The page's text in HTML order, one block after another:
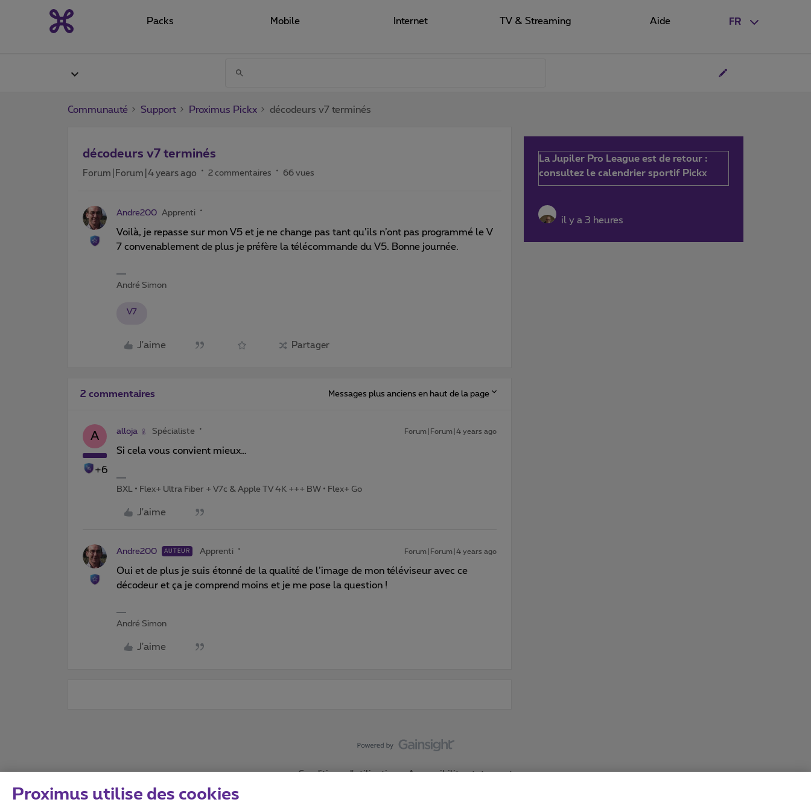
FR
Packs Mobile Internet TV & Streaming Aide
Communauté Support Proximus Pickx décodeurs v7 terminés
décodeurs v7 terminés
Forum|Forum|4 years ago 2 commentaires 66 vues
Andre200 Apprenti
Voilà, je repasse sur mon V5 et je ne change pas tant qu’ils n’ont pas programmé le V
7 convenablement de plus je préfère la télécommande du V5. Bonne journée.
André Simon
V7
J'aime Partager
2 commentaires Messages plus anciens en haut de la page
A
+6
alloja Spécialiste Forum|Forum|4 years ago
Si cela vous convient mieux…
BXL • Flex+ Ultra Fiber + V7c & Apple TV 4K +++ BW • Flex+ Go
J'aime
Andre200 AUTEUR Apprenti Forum|Forum|4 years ago
Oui et de plus je suis étonné de la qualité de l’image de mon téléviseur avec ce
décodeur et ça je comprend moins et je me pose la question !
André Simon
J'aime
La Jupiler Pro League est de retour :
consultez le calendrier sportif Pickx
il y a 3 heures
Conditions d'utilisation Accessibility statement
Proximus utilise des cookies